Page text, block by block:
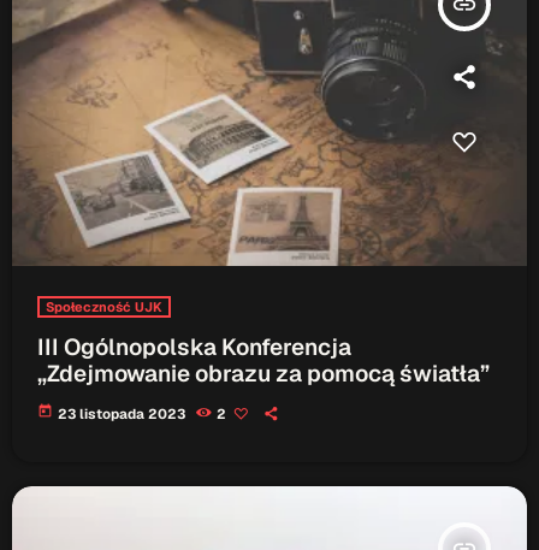
ON AIR
Upcoming shows
TOP CHART
Społeczność UJK
III Ogólnopolska Konferencja
„Zdejmowanie obrazu za pomocą światła”
today 23 listopada 2023 2